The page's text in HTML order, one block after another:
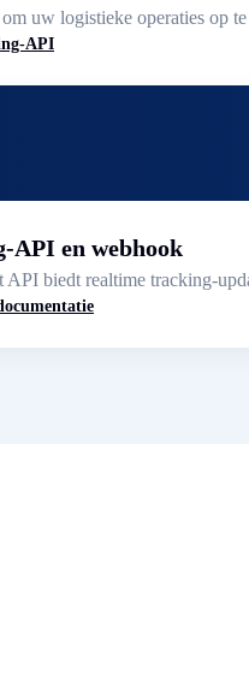
uw logistieke operaties op
API
API en webhook
API biedt realtime tracking-